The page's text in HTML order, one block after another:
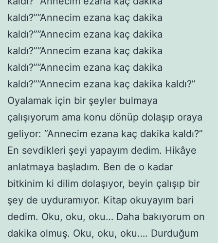
kaldı?””Annecim ezana kaç dakika
kaldı?””Annecim ezana kaç dakika
kaldı?””Annecim ezana kaç dakika
kaldı?””Annecim ezana kaç dakika
kaldı?””Annecim ezana kaç dakika kaldı?”
Oyalamak için bir şeyler bulmaya
çalışıyorum ama konu dönüp dolaşıp oraya
geliyor: “Annecim ezana kaç dakika kaldı?”
En sevdikleri şeyi yapayım dedim. Hikâye
anlatmaya başladım. Ben de o kadar
bitkinim ki dilim dolaşıyor, beyin çalışıp bir
şey de uyduramıyor. Kitap okuyayım bari
dedim. Oku, oku, oku… Daha bakıyorum on
dakika olmuş. Oku, oku, oku…. Durduğum